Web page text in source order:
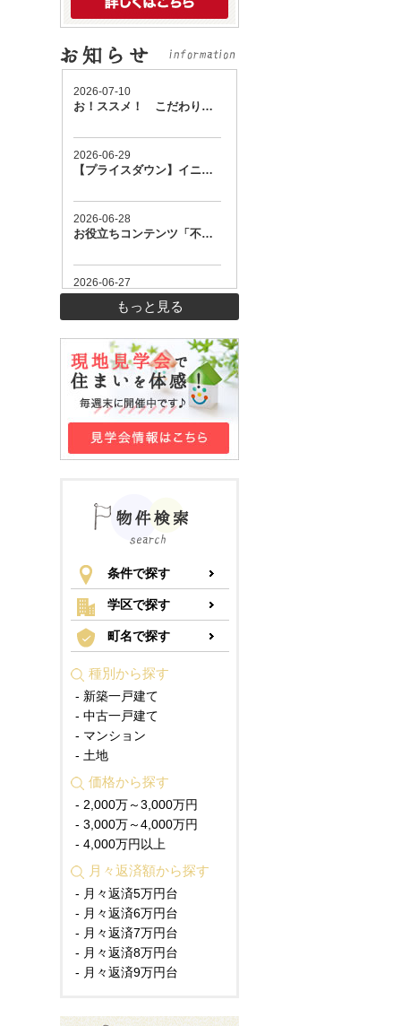
もっと見る
条件で探す
学区で探す
町名で探す
種別から探す
- 新築一戸建て
- 中古一戸建て
- マンション
- 土地
価格から探す
- 2,000万～3,000万円
- 3,000万～4,000万円
- 4,000万円以上
月々返済額から探す
- 月々返済5万円台
- 月々返済6万円台
- 月々返済7万円台
- 月々返済8万円台
- 月々返済9万円台